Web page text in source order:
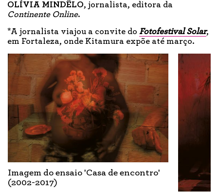
OLÍVIA MINDÊLO, jornalista, editora da
Continente Online.
*A jornalista viajou a convite do Fotofestival Solar,
em Fortaleza, onde Kitamura expõe até março.
Imagem do ensaio 'Casa de encontro'
(2002-2017)